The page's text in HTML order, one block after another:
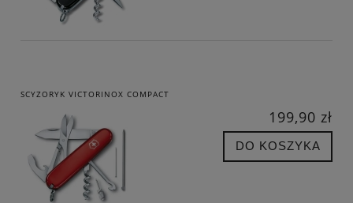
SCYZORYK VICTORINOX COMPACT
199,90 zł
DO KOSZYKA